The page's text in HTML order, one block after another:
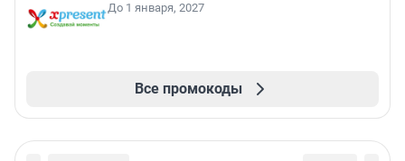
До 1 января, 2027
Все промокоды